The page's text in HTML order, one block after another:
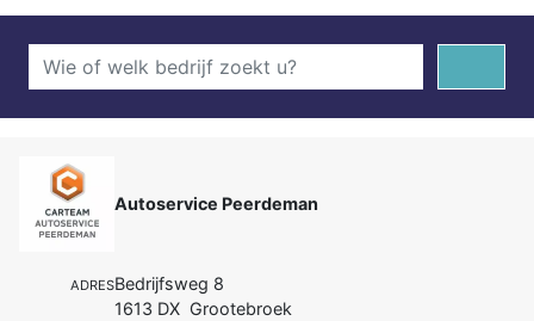
Autoservice Peerdeman
ADRESBedrijfsweg 8
1613 DX Grootebroek